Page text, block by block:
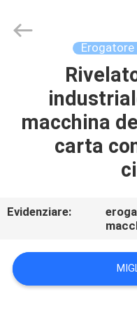
PRODOTTI
DELLA
FABBRICA
fornitore.
Copyright
motorizedcardreader.com.
Erogatore
macchina
carta
Evidenziare: